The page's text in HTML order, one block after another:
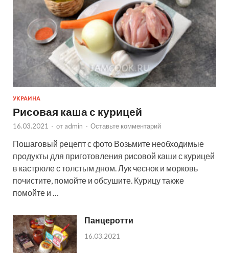
УКРАИНА
Рисовая каша с курицей
16.03.2021 - от admin - Оставьте комментарий
Пошаговый рецепт с фото Возьмите необходимые
продукты для приготовления рисовой каши с курицей
в кастрюле с толстым дном. Лук чеснок и морковь
почистите, помойте и обсушите. Курицу также
помойте и …
Панцеротти
16.03.2021